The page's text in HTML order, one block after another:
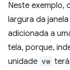
Neste exemplo,
largura da
adicionada a
tela, porque,
unidade vw